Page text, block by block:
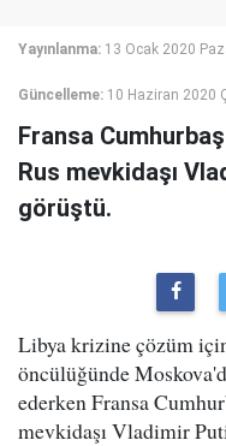
Yayınlanma: 13 Ocak 2020
Güncelleme: 10 Haziran 2020
Fransa
Rus mevkidaşı
görüştü.
Libya krizine çözüm
öncülüğünde
ederken Fransa
mevkidaşı Vladimir